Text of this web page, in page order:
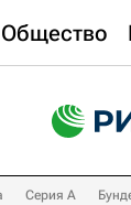
Общество
Серия А